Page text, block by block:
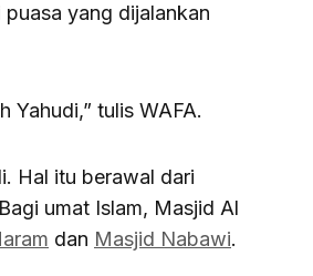
puasa yang dijalankan
Yahudi,” tulis WAFA.
Hal itu berawal dari
umat Islam, Masjid Al
dan Masjid Nabawi.